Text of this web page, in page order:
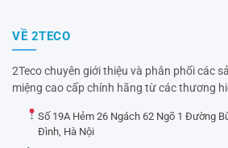
VỀ 2TECO
2Teco chuyên giới thiệu và phân phối các
miệng cao cấp chính hãng từ các thương
Số 19A Hẻm 26 Ngách 62 Ngõ 1 Đường
Đình, Hà Nội